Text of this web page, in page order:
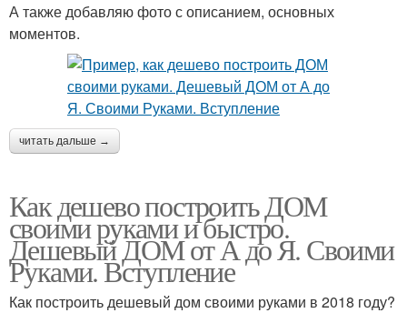
А также добавляю фото с описанием, основных
моментов.
читать дальше →
Как дешево построить ДОМ
своими руками и быстро.
Дешевый ДОМ от А до Я. Своими
Руками. Вступление
Как построить дешевый дом своими руками в 2018 году?